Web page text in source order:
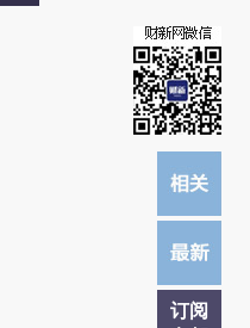
订阅